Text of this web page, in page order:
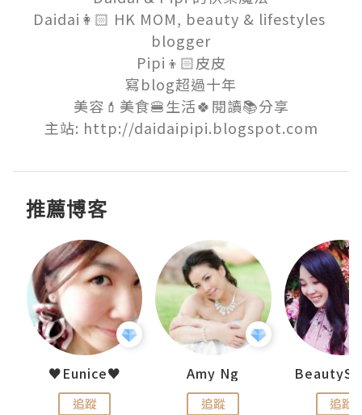
Daidai👩🏻 HK MOM, beauty & lifestyles
blogger
Pipi👦🏻皮皮
寫blog超過十年
美容💄美食🍔生活🍀閱讀📚分享
主站: http://daidaipipi.blogspot.com
推薦博客
♥Eunice♥
追蹤
Amy Ng
追蹤 追蹤